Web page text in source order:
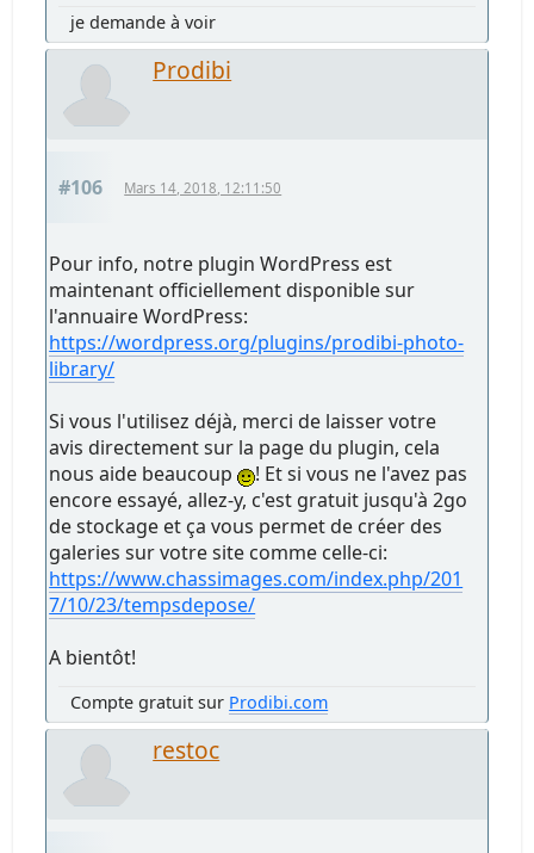
je demande à voir
Prodibi
#106 Mars 14, 2018, 12:11:50
Pour info, notre plugin WordPress est
maintenant officiellement disponible sur
l'annuaire WordPress:
https://wordpress.org/plugins/prodibi-photo-
library/
Si vous l'utilisez déjà, merci de laisser votre
avis directement sur la page du plugin, cela
nous aide beaucoup
! Et si vous ne l'avez pas
encore essayé, allez-y, c'est gratuit jusqu'à 2go
de stockage et ça vous permet de créer des
galeries sur votre site comme celle-ci:
https://www.chassimages.com/index.php/201
7/10/23/tempsdepose/
A bientôt!
Compte gratuit sur Prodibi.com
restoc